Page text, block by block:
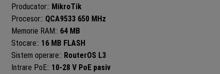
Producator:: MikroTik
Procesor:: QCA9533 650 MHz
Memorie RAM:: 64 MB
Stocare:: 16 MB FLASH
Sistem operare:: RouterOS L3
Intrare PoE:: 10-28 V PoE pasiv